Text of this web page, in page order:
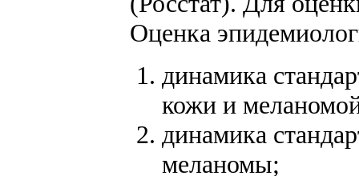
Оценка
динамика
кожи и
динамика
меланомы;